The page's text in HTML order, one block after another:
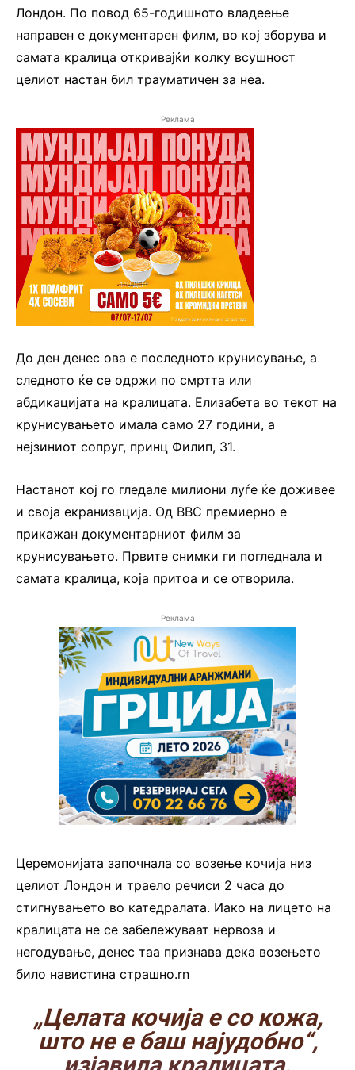
Лондон. По повод 65-годишното владеење
направен е документарен филм, во кој зборува и
самата кралица откривајќи колку всушност
целиот настан бил трауматичен за неа.
Реклама
До ден денес ова е последното крунисување, а
следното ќе се одржи по смртта или
абдикацијата на кралицата. Елизабета во текот на
крунисувањето имала само 27 години, а
нејзиниот сопруг, принц Филип, 31.
Настанот кој го гледале милиони луѓе ќе доживее
и своја екранизација. Од BBC премиерно е
прикажан документарниот филм за
крунисувањето. Првите снимки ги погледнала и
самата кралица, која притоа и се отворила.
Реклама
Церемонијата започнала со возење кочија низ
целиот Лондон и траело речиси 2 часа до
стигнувањето во катедралата. Иако на лицето на
кралицата не се забележуваат нервоза и
негодување, денес таа признава дека возењето
било навистина страшно.rn
„Целата кочија е со кожа,
што не е баш најудобно“,